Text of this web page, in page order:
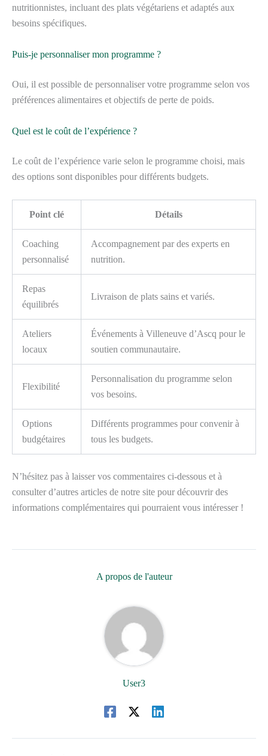
nutritionnistes, incluant des plats végétariens et adaptés aux
besoins spécifiques.
Puis-je personnaliser mon programme ?
Oui, il est possible de personnaliser votre programme selon vos
préférences alimentaires et objectifs de perte de poids.
Quel est le coût de l’expérience ?
Le coût de l’expérience varie selon le programme choisi, mais
des options sont disponibles pour différents budgets.
Point clé Détails
Coaching
personnalisé
Accompagnement par des experts en
nutrition.
Repas
équilibrés
Livraison de plats sains et variés.
Ateliers
locaux
Événements à Villeneuve d’Ascq pour le
soutien communautaire.
Flexibilité
Personnalisation du programme selon
vos besoins.
Options
budgétaires
Différents programmes pour convenir à
tous les budgets.
N’hésitez pas à laisser vos commentaires ci-dessous et à
consulter d’autres articles de notre site pour découvrir des
informations complémentaires qui pourraient vous intéresser !
A propos de l'auteur
User3